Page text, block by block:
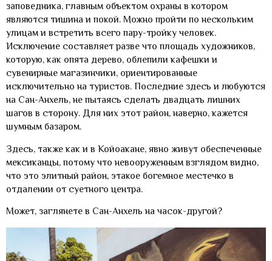
заповедника, главным объектом охраны в котором
являются тишина и покой. Можно пройти по нескольким
улицам и встретить всего пару-тройку человек.
Исключение составляет разве что площадь художников,
которую, как опята дерево, облепили кафешки и
сувенирные магазинчики, ориентированные
исключительно на туристов. Последние здесь и любуются
на Сан-Анхель, не пытаясь сделать двадцать лишних
шагов в сторону. Для них этот район, наверно, кажется
шумным базаром.
Здесь, также как и в Койоакане, явно живут обеспеченные
мексиканцы, потому что невооруженным взглядом видно,
что это элитный район, этакое богемное местечко в
отдалении от суетного центра.
Может, заглянете в Сан-Анхель на часок-другой?